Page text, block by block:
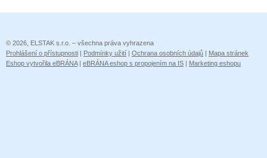
© 2026, ELSTAK s.r.o. – všechna práva vyhrazena
Prohlášení o přístupnosti | Podmínky užití | Ochrana osobních údajů | Mapa stránek
Eshop vytvořila eBRÁNA| eBRÁNA eshop s propojením na IS | Marketing eshopu